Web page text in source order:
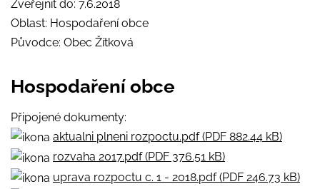
Zveřejnit do: 7.6.2018
Oblast: Hospodaření obce
Původce: Obec Žítková
Hospodaření obce
Připojené dokumenty:
aktualni plneni rozpoctu.pdf (PDF 882.44 kB)
rozvaha 2017.pdf (PDF 376.51 kB)
uprava rozpoctu c. 1 - 2018.pdf (PDF 246.73 kB)